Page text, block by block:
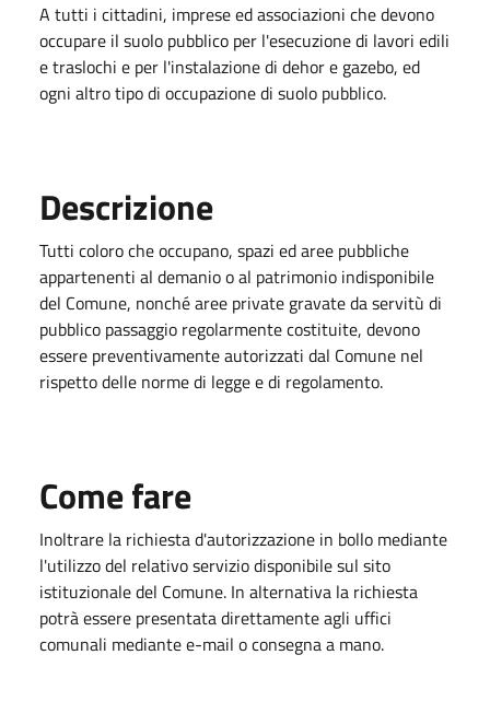
A tutti i cittadini, imprese ed associazioni che devono
occupare il suolo pubblico per l'esecuzione di lavori edili
e traslochi e per l'instalazione di dehor e gazebo, ed
ogni altro tipo di occupazione di suolo pubblico.
Descrizione
Tutti coloro che occupano, spazi ed aree pubbliche
appartenenti al demanio o al patrimonio indisponibile
del Comune, nonché aree private gravate da servitù di
pubblico passaggio regolarmente costituite, devono
essere preventivamente autorizzati dal Comune nel
rispetto delle norme di legge e di regolamento.
Come fare
Inoltrare la richiesta d'autorizzazione in bollo mediante
l'utilizzo del relativo servizio disponibile sul sito
istituzionale del Comune. In alternativa la richiesta
potrà essere presentata direttamente agli uffici
comunali mediante e-mail o consegna a mano.